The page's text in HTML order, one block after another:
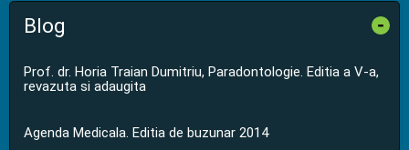
Blog -
Prof. dr. Horia Traian Dumitriu, Paradontologie. Editia a V-a,
revazuta si adaugita
Agenda Medicala. Editia de buzunar 2014